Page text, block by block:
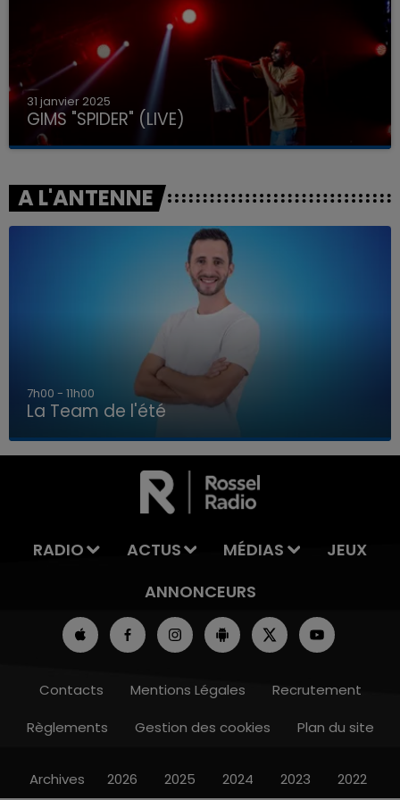
LA TEAM DE L'ÉTÉ
31 janvier 2025
GIMS "SPIDER" (LIVE)
A L'ANTENNE
7h00 - 11h00
La Team de l'été
RADIO ACTUS MÉDIAS
JEUX
ANNONCEURS
Contacts Mentions Légales
Recrutement
Règlements
Gestion des cookies Plan du site
Archives 2026 2025 2024 2023 2022